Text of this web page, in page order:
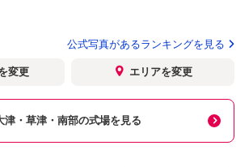
公式写真があるランキングを見る
変更 エリアを変更
津・草津・南部の式場を見る